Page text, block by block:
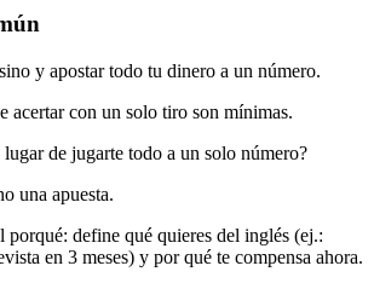
y apostar todo tu dinero a un número.
acertar con un solo tiro son mínimas.
lugar de jugarte todo a un solo número?
una apuesta.
porqué: define qué quieres del inglés (ej.:
en 3 meses) y por qué te compensa ahora.